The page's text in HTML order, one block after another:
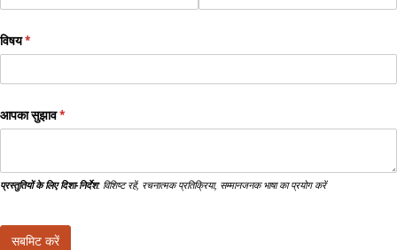
विषय*
(required)
आपका सुझाव*
(required)
प्रस्तुतियों के लिए दिशा-निर्देश: विशिष्ट रहें, रचनात्मक प्रतिक्रिया, सम्मानजनक भाषा का प्रयोग करें
सबमिट करें